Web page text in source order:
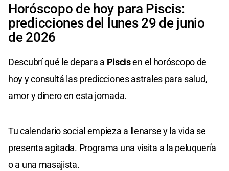
Horóscopo de hoy para Piscis:
predicciones del lunes 29 de junio
de 2026
Descubrí qué le depara a Piscisen el horóscopo de
hoy y consultá las predicciones astrales para salud,
amor y dinero en esta jornada.
Tu calendario social empieza a llenarse y la vida se
presenta agitada. Programa una visita a la peluquería
o a una masajista.